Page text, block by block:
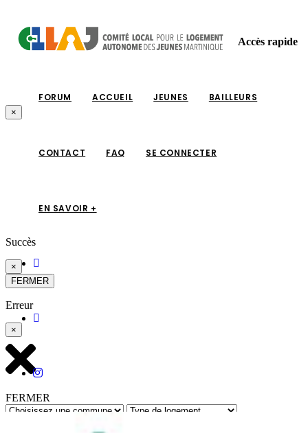
FORUM ACCUEIL JEUNES BAILLEURS
CONTACT FAQ SE CONNECTER
EN SAVOIR +
Accès rapide
×
Succès
×
FERMER
Erreur
×
FERMER